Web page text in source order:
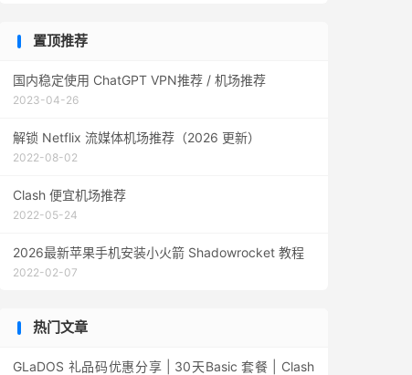
置顶推荐
国内稳定使用 ChatGPT VPN推荐 / 机场推荐
2023-04-26
解锁 Netflix 流媒体机场推荐（2026 更新）
2022-08-02
Clash 便宜机场推荐
2022-05-24
2026最新苹果手机安装小火箭 Shadowrocket 教程
2022-02-07
热门文章
GLaDOS 礼品码优惠分享 | 30天Basic 套餐 | Clash